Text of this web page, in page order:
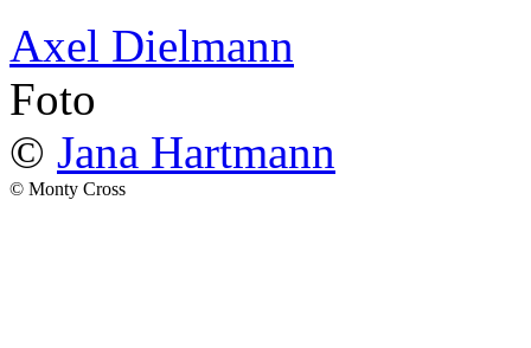
Axel Dielmann
Foto
© Jana Hartmann
© Monty Cross